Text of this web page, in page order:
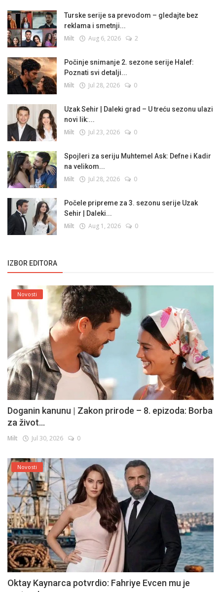
Turske serije sa prevodom – gledajte bez
reklama i smetnji...
Milt Aug 6, 2026 2
Počinje snimanje 2. sezone serije Halef:
Poznati svi detalji...
Milt Jul 28, 2026 0
Uzak Sehir | Daleki grad – U treću sezonu ulazi
novi lik:...
Milt Jul 23, 2026 0
Spojleri za seriju Muhtemel Ask: Defne i Kadir
na velikom...
Milt Jul 28, 2026 0
Počele pripreme za 3. sezonu serije Uzak
Sehir | Daleki...
Milt Aug 1, 2026 0
IZBOR EDITORA
Novosti
Doganin kanunu | Zakon prirode – 8. epizoda: Borba
za život...
Milt Jul 30, 2026 0
Novosti
Oktay Kaynarca potvrdio: Fahriye Evcen mu je